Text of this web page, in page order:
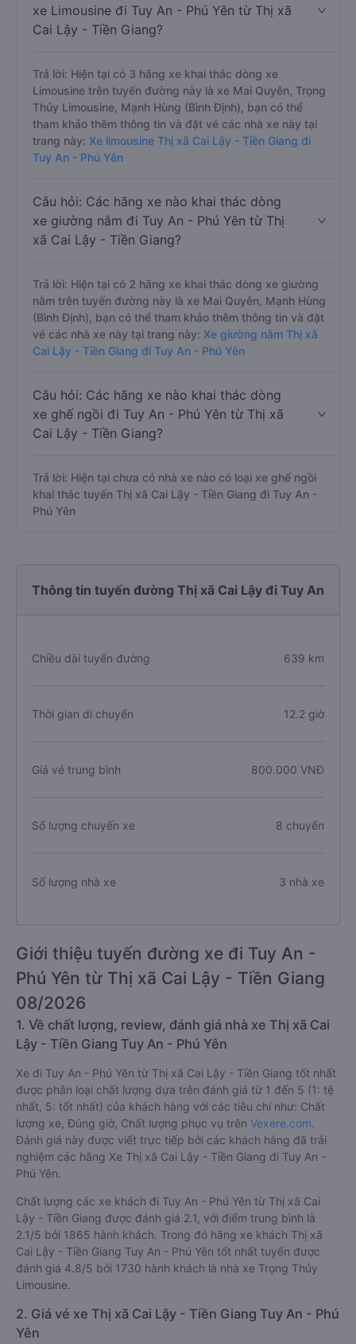
xe Limousine đi Tuy An - Phú Yên từ Thị xã
Cai Lậy - Tiền Giang?
Trả lời: Hiện tại có 3 hãng xe khai thác dòng xe
Limousine trên tuyến đường này là xe Mai Quyên, Trọng
Thủy Limousine, Mạnh Hùng (Bình Định), bạn có thể
tham khảo thêm thông tin và đặt vé các nhà xe này tại
trang này: Xe limousine Thị xã Cai Lậy - Tiền Giang đi
Tuy An - Phú Yên
Câu hỏi: Các hãng xe nào khai thác dòng
xe giường nằm đi Tuy An - Phú Yên từ Thị
xã Cai Lậy - Tiền Giang?
Trả lời: Hiện tại có 2 hãng xe khai thác dòng xe giường
nằm trên tuyến đường này là xe Mai Quyên, Mạnh Hùng
(Bình Định), bạn có thể tham khảo thêm thông tin và đặt
vé các nhà xe này tại trang này: Xe giường nằm Thị xã
Cai Lậy - Tiền Giang đi Tuy An - Phú Yên
Câu hỏi: Các hãng xe nào khai thác dòng
xe ghế ngồi đi Tuy An - Phú Yên từ Thị xã
Cai Lậy - Tiền Giang?
Trả lời: Hiện tại chưa có nhà xe nào có loại xe ghế ngồi
khai thác tuyến Thị xã Cai Lậy - Tiền Giang đi Tuy An -
Phú Yên
Thông tin tuyến đường Thị xã Cai Lậy đi Tuy An
Chiều dài tuyến đường 639 km
Thời gian di chuyển 12.2 giờ
Giá vé trung bình 800.000 VNĐ
Số lượng chuyến xe 8 chuyến
Số lượng nhà xe 3 nhà xe
Giới thiệu tuyến đường xe đi Tuy An -
Phú Yên từ Thị xã Cai Lậy - Tiền Giang
08/2026
1. Về chất lượng, review, đánh giá nhà xe Thị xã Cai
Lậy - Tiền Giang Tuy An - Phú Yên
Xe đi Tuy An - Phú Yên từ Thị xã Cai Lậy - Tiền Giang tốt nhất
được phân loại chất lượng dựa trên đánh giá từ 1 đến 5 (1: tệ
nhất, 5: tốt nhất) của khách hàng với các tiêu chí như: Chất
lượng xe, Đúng giờ, Chất lượng phục vụ trên Vexere.com.
Đánh giá này được viết trực tiếp bởi các khách hàng đã trải
nghiệm các hãng Xe Thị xã Cai Lậy - Tiền Giang đi Tuy An -
Phú Yên.
Chất lượng các xe khách đi Tuy An - Phú Yên từ Thị xã Cai
Lậy - Tiền Giang được đánh giá 2.1, với điểm trung bình là
2.1/5 bởi 1865 hành khách. Trong đó hãng xe khách Thị xã
Cai Lậy - Tiền Giang Tuy An - Phú Yên tốt nhất tuyến được
đánh giá 4.8/5 bởi 1730 hành khách là nhà xe Trọng Thủy
Limousine.
2. Giá vé xe Thị xã Cai Lậy - Tiền Giang Tuy An - Phú
Yên